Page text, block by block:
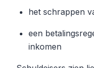
het schrappen
een
inkomen